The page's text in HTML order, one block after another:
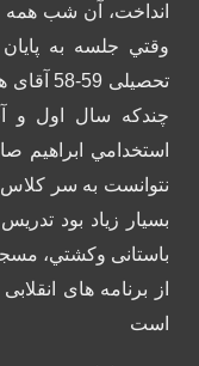
‌انداخت، آن شب همه
وقتي جلسه به
استخدامي ابراهيم
نتوانست به سر كلاس
بسیار زیاد بود
باستانی وكشتي،
از برنامه های
است